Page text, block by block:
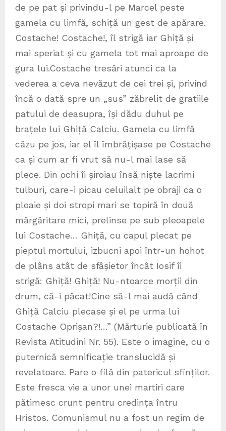
de pe pat și privindu-l pe Marcel peste
gamela cu limfă, schiță un gest de apărare.
Costache! Costache!, îl strigă iar Ghiță și
mai speriat și cu gamela tot mai aproape de
gura lui.Costache tresări atunci ca la
vederea a ceva nevăzut de cei trei și, privind
încă o dată spre un „sus” zăbrelit de gratiile
patului de deasupra, își dădu duhul pe
brațele lui Ghiță Calciu. Gamela cu limfă
căzu pe jos, iar el îl îmbrățișase pe Costache
ca și cum ar fi vrut să nu-l mai lase să
plece. Din ochi îi șiroiau însă niște lacrimi
tulburi, care-i picau celuilalt pe obraji ca o
ploaie și doi stropi mari se topiră în două
mărgăritare mici, prelinse pe sub pleoapele
lui Costache… Ghiță, cu capul plecat pe
pieptul mortului, izbucni apoi într-un hohot
de plâns atât de sfâșietor încât Iosif îi
strigă: Ghiță! Ghiță! Nu-ntoarce morții din
drum, că-i păcat!Cine să-l mai audă când
Ghiță Calciu plecase și el pe urma lui
Costache Oprișan?!…” (Mărturie publicată în
Revista Atitudini Nr. 55). Este o imagine, cu o
puternică semnificație translucidă și
revelatoare. Pare o filă din patericul sfinților.
Este fresca vie a unor unei martiri care
pătimesc crunt pentru credința întru
Hristos. Comunismul nu a fost un regim de